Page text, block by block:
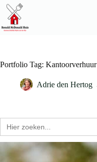
Ga
naar
inhoud
Portfolio Tag: Kantoorverhuur
Adrie den Hertog
Zoek
naar: